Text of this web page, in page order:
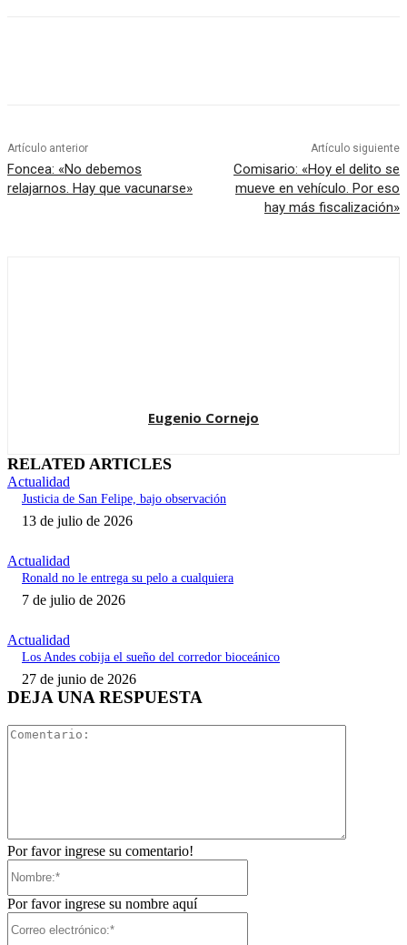
Artículo anterior
Foncea: «No debemos
relajarnos. Hay que vacunarse»
Artículo siguiente
Comisario: «Hoy el delito se
mueve en vehículo. Por eso
hay más fiscalización»
Eugenio Cornejo
RELATED ARTICLES
Actualidad
Justicia de San Felipe, bajo observación
13 de julio de 2026
Actualidad
Ronald no le entrega su pelo a cualquiera
7 de julio de 2026
Actualidad
Los Andes cobija el sueño del corredor bioceánico
27 de junio de 2026
DEJA UNA RESPUESTA
Por favor ingrese su comentario!
Por favor ingrese su nombre aquí